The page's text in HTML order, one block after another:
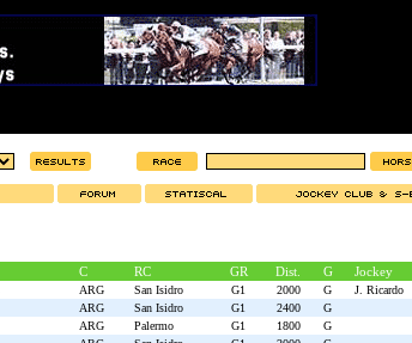
C RC GR Dist. G Jockey
ARG San Isidro G1 2000 G J. Ricardo
ARG San Isidro G1 2400 G
ARG Palermo G1 1800 G